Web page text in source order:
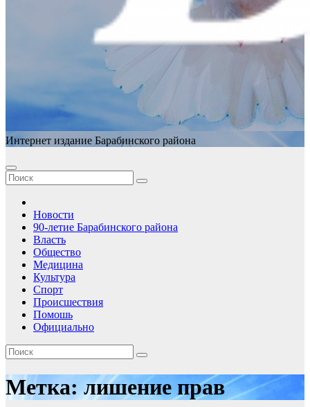
Интернет издание Барабинского района
Новости
90-летие Барабинского района
Власть
Общество
Медицина
Культура
Спорт
Происшествия
Помошь
Официально
Метка:лишение прав